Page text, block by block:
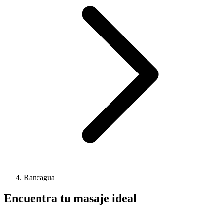
Rancagua
Encuentra tu masaje ideal